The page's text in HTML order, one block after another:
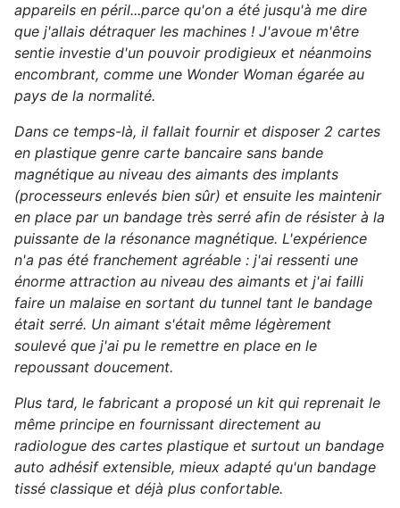
appareils en péril...parce qu'on a été jusqu'à me dire
que j'allais détraquer les machines ! J'avoue m'être
sentie investie d'un pouvoir prodigieux et néanmoins
encombrant, comme une Wonder Woman égarée au
pays de la normalité.
Dans ce temps-là, il fallait fournir et disposer 2 cartes
en plastique genre carte bancaire sans bande
magnétique au niveau des aimants des implants
(processeurs enlevés bien sûr) et ensuite les maintenir
en place par un bandage très serré afin de résister à la
puissante de la résonance magnétique. L'expérience
n'a pas été franchement agréable : j'ai ressenti une
énorme attraction au niveau des aimants et j'ai failli
faire un malaise en sortant du tunnel tant le bandage
était serré. Un aimant s'était même légèrement
soulevé que j'ai pu le remettre en place en le
repoussant doucement.
Plus tard, le fabricant a proposé un kit qui reprenait le
même principe en fournissant directement au
radiologue des cartes plastique et surtout un bandage
auto adhésif extensible, mieux adapté qu'un bandage
tissé classique et déjà plus confortable.